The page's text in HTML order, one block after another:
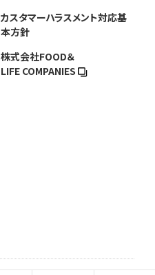
カスタマーハラスメント対応基
本方針
株式会社FOOD＆
LIFE COMPANIES